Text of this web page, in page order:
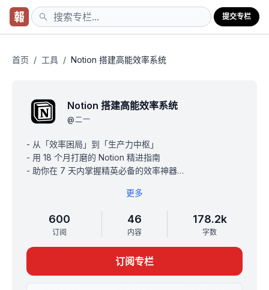
提交专栏
首页 / 工具 / Notion 搭建高能效率系统
Notion 搭建高能效率系统
@二一
- 从「效率困局」到「生产力中枢」
- 用 18 个月打磨的 Notion 精进指南
- 助你在 7 天内掌握精英必备的效率神器
- 国内销量最高的 Notion 系统课程
- 小红书好评率超过 98%
## 更新进度
- 课程更新至 2024 版本，采用的是英文版的截图
- 6 大章节，45+ 篇深度图文
更多
600
订阅
46
内容
178.2k
字数
订阅专栏